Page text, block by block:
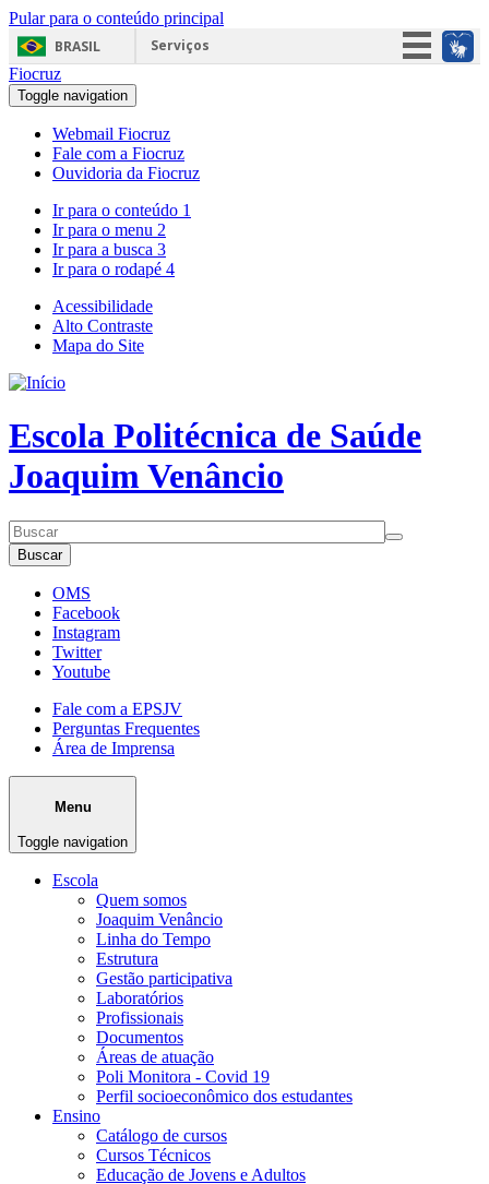
Pular para o conteúdo principal
BRASIL
Serviços
Fiocruz
Toggle navigation
Webmail Fiocruz
Fale com a Fiocruz
Ouvidoria da Fiocruz
Ir para o conteúdo 1
Ir para o menu 2
Ir para a busca 3
Ir para o rodapé 4
Acessibilidade
Alto Contraste
Mapa do Site
Escola Politécnica de Saúde
Joaquim Venâncio
Buscar
OMS
Facebook
Instagram
Twitter
Youtube
Fale com a EPSJV
Perguntas Frequentes
Área de Imprensa
Menu
Toggle navigation
Escola
Quem somos
Joaquim Venâncio
Linha do Tempo
Estrutura
Gestão participativa
Laboratórios
Profissionais
Documentos
Áreas de atuação
Poli Monitora - Covid 19
Perfil socioeconômico dos estudantes
Ensino
Catálogo de cursos
Cursos Técnicos
Educação de Jovens e Adultos